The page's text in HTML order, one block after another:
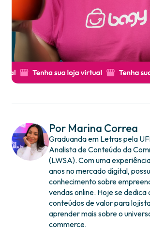
Por Marina Correa
Graduanda em Letras pela
Analista de Conteúdo da
(LWSA). Com uma
anos no mercado digital,
conhecimento sobre
vendas online. Hoje se dedica
conteúdos de valor para
aprender mais sobre o
commerce.